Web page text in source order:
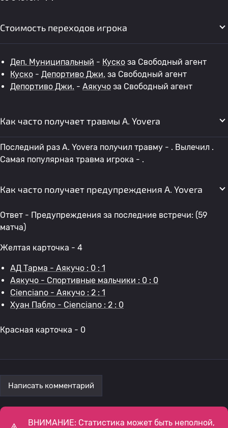
Стоимость переходов игрока
Деп. Муниципальный - Куско за Свободный агент
Куско - Депортиво Джи. за Свободный агент
Депортиво Джи. - Аякучо за Свободный агент
Как часто получает травмы A. Yovera
Последний раз A. Yovera получил травму - . Вылечил .
Самая популярная травма игрока - .
Как часто получает предупреждения A. Yovera
Ответ - Предупреждения за последние встречи: (59
матча)
Желтая карточка - 4
АД Тарма - Аякучо : 0 : 1
Аякучо - Спортивные мальчики : 0 : 0
Cienciano - Аякучо : 2 : 1
Хуан Пабло - Cienciano : 2 : 0
Красная карточка - 0
Написать комментарий
ВНИМАНИЕ: Статистика может быть неполной,